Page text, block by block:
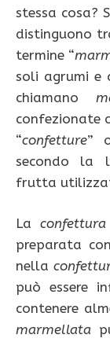
stessa cosa?
distinguono
termine “
soli agrumi e
chiamano
confezionate
“confetture”
secondo la
frutta
La
preparata
nella
può essere
contenere
marmellata